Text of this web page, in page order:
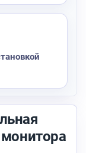
монитора